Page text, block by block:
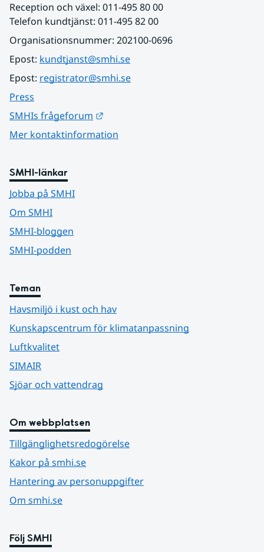
Reception och växel: 011-495 80 00
Telefon kundtjänst: 011-495 82 00
Organisationsnummer: 202100-0696
Epost: kundtjanst@smhi.se
Epost: registrator@smhi.se
Press
SMHIs frågeforum
Mer kontaktinformation
SMHI-länkar
Jobba på SMHI
Om SMHI
SMHI-bloggen
SMHI-podden
Teman
Havsmiljö i kust och hav
Kunskapscentrum för klimatanpassning
Luftkvalitet
SIMAIR
Sjöar och vattendrag
Om webbplatsen
Tillgänglighetsredogörelse
Kakor på smhi.se
Hantering av personuppgifter
Om smhi.se
Följ SMHI